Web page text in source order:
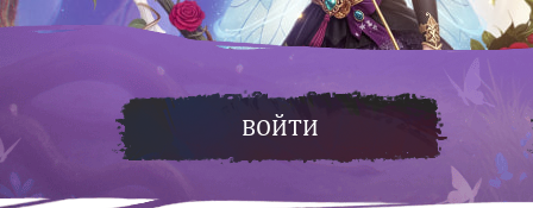
ВОЙТИ